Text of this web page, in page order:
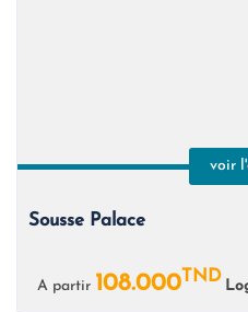
voir
Sousse Palace
A partir 108.000TND